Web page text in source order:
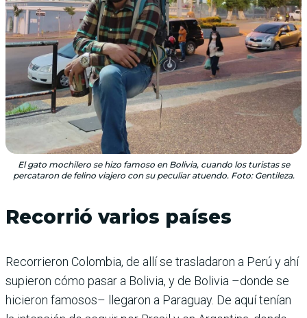
El gato mochilero se hizo famoso en Bolivia, cuando los turistas se
percataron de felino viajero con su peculiar atuendo. Foto: Gentileza.
Recorrió varios países
Recorrieron Colombia, de allí se trasladaron a Perú y ahí
supieron cómo pasar a Bolivia, y de Bolivia –donde se
hicieron famosos– llegaron a Paraguay. De aquí tenían